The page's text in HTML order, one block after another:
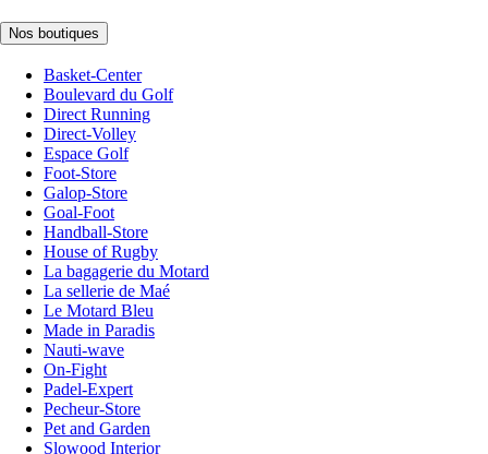
Nos boutiques
Basket-Center
Boulevard du Golf
Direct Running
Direct-Volley
Espace Golf
Foot-Store
Galop-Store
Goal-Foot
Handball-Store
House of Rugby
La bagagerie du Motard
La sellerie de Maé
Le Motard Bleu
Made in Paradis
Nauti-wave
On-Fight
Padel-Expert
Pecheur-Store
Pet and Garden
Slowood Interior